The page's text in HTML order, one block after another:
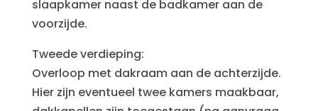
slaapkamer naast de badkamer aan de
voorzijde.
Tweede verdieping:
Overloop met dakraam aan de achterzijde.
Hier zijn eventueel twee kamers maakbaar,